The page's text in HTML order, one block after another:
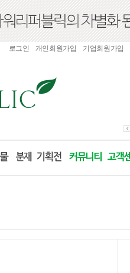
로그인 개인회원가입 기업회원가입